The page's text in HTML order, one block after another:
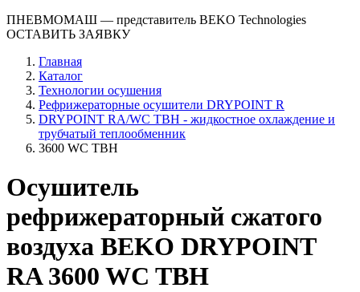
ПНЕВМОМАШ — представитель BEKO Technologies
ОСТАВИТЬ ЗАЯВКУ
Главная
Каталог
Технологии осушения
Рефрижераторные осушители DRYPOINT R
DRYPOINT RA/WC TBH - жидкостное охлаждение и
трубчатый теплообменник
3600 WC TBH
Осушитель
рефрижераторный сжатого
воздуха BEKO DRYPOINT
RA 3600 WC TBH